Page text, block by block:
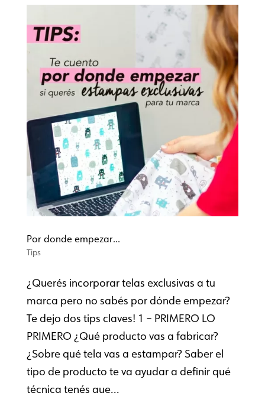
Por donde empezar…
Tips
¿Querés incorporar telas exclusivas a tu
marca pero no sabés por dónde empezar?
Te dejo dos tips claves! 1 – PRIMERO LO
PRIMERO ¿Qué producto vas a fabricar?
¿Sobre qué tela vas a estampar? Saber el
tipo de producto te va ayudar a definir qué
técnica tenés que...